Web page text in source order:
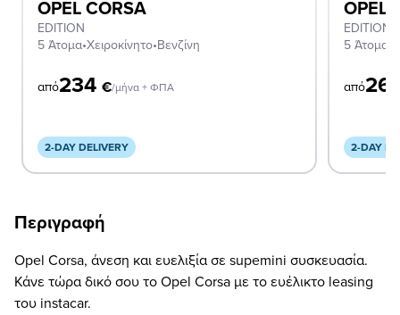
OPEL CORSA
EDITION
5 Άτομα•Χειροκίνητο•Βενζίνη
από234 €/μήνα + ΦΠΑ
2-DAY DELIVERY
OPEL
EDITION
5 Άτομα
από
2-DAY
Περιγραφή
Opel Corsa, άνεση και ευελιξία σε supemini συσκευασία.
Κάνε τώρα δικό σου το Opel Corsa με το ευέλικτο leasing
του instacar.